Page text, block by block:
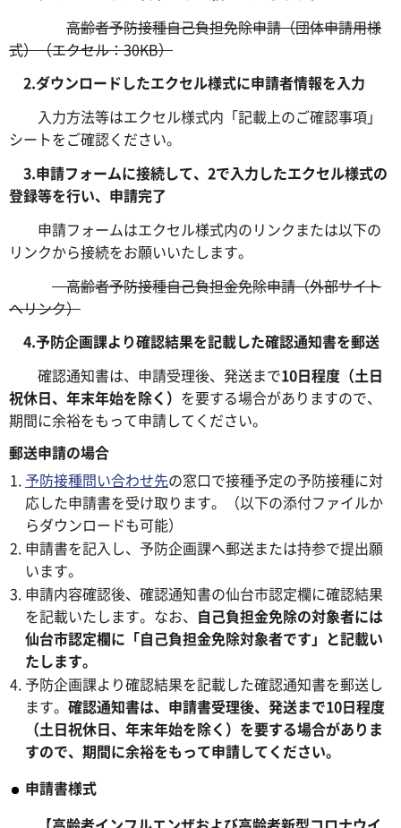
高齢者予防接種自己負担免除申請（団体申請用様
式）（エクセル：30KB）
2.ダウンロードしたエクセル様式に申請者情報を入力
入力方法等はエクセル様式内「記載上のご確認事項」
シートをご確認ください。
3.申請フォームに接続して、2で入力したエクセル様式の
登録等を行い、申請完了
申請フォームはエクセル様式内のリンクまたは以下の
リンクから接続をお願いいたします。
高齢者予防接種自己負担金免除申請（外部サイト
へリンク）
4.予防企画課より確認結果を記載した確認通知書を郵送
確認通知書は、申請受理後、発送まで10日程度（土日
祝休日、年末年始を除く） を要する場合がありますので、
期間に余裕をもって申請してください。
郵送申請の場合
予防接種問い合わせ先の窓口で接種予定の予防接種に対
応した申請書を受け取ります。（以下の添付ファイルか
らダウンロードも可能）
申請書を記入し、予防企画課へ郵送または持参で提出願
います。
申請内容確認後、確認通知書の仙台市認定欄に確認結果
を記載いたします。なお、 自己負担金免除の対象者には
仙台市認定欄に「自己負担金免除対象者です」と記載い
たします。
予防企画課より確認結果を記載した確認通知書を郵送し
ます。 確認通知書は、申請書受理後、発送まで10日程度
（土日祝休日、年末年始を除く）を要する場合がありま
すので、期間に余裕をもって申請してください。
申請書様式